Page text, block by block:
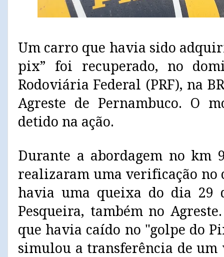
Um carro que havia sido
pix” foi recuperado, no
Rodoviária Federal (PRF), na
Agreste de Pernambuco. O
detido na ação.
Durante a abordagem no km
realizaram uma verificação no
havia uma queixa do dia 29
Pesqueira, também no
que havia caído no "golpe do
simulou a transferência de